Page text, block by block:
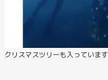
クリスマスツリーも入っています